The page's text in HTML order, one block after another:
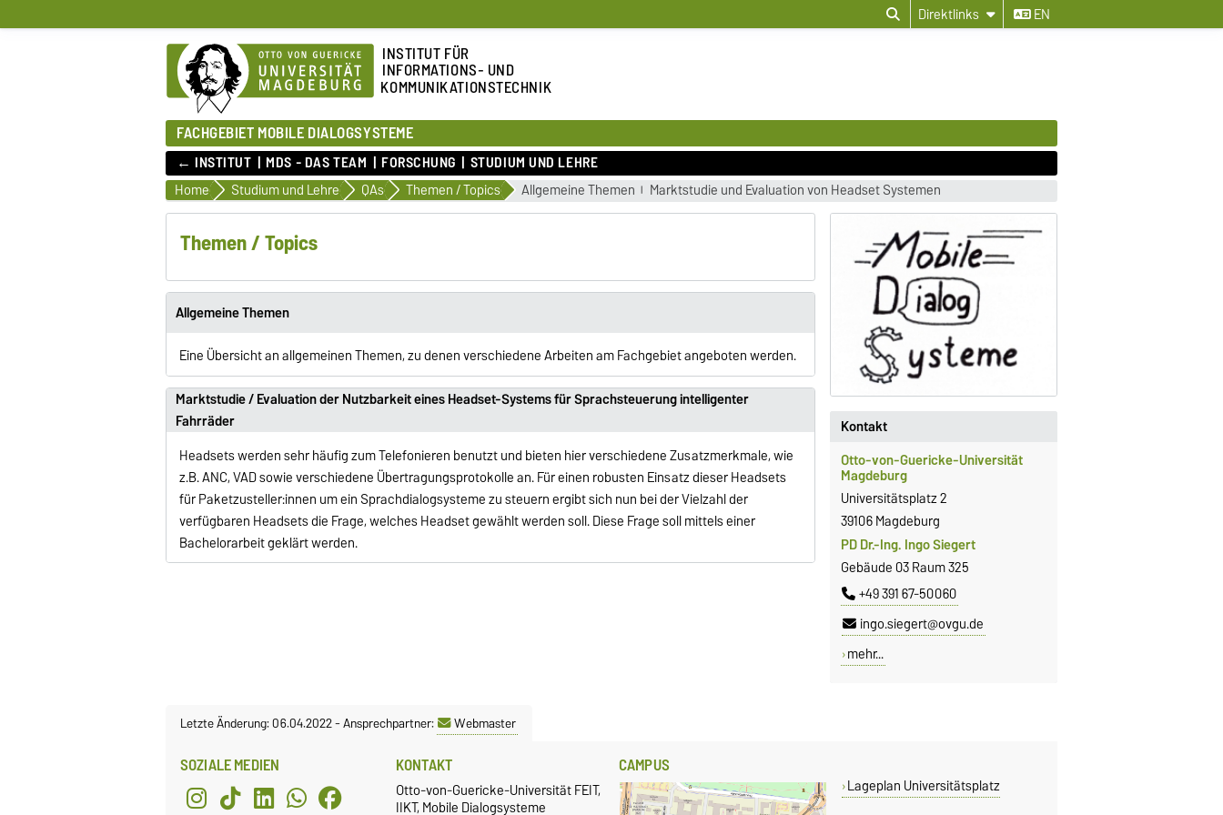
Direktlinks EN
INSTITUT FÜR
INFORMATIONS- UND
KOMMUNIKATIONSTECHNIK
FACHGEBIET MOBILE DIALOGSYSTEME
← INSTITUT MDS - DAS TEAM FORSCHUNG STUDIUM UND LEHRE
Home Studium und Lehre QAs Themen / Topics Allgemeine Themen Marktstudie und Evaluation von Headset Systemen
Themen / Topics
Allgemeine Themen
Eine Übersicht an allgemeinen Themen, zu denen verschiedene Arbeiten am Fachgebiet angeboten werden.
Marktstudie / Evaluation der Nutzbarkeit eines Headset-Systems für Sprachsteuerung intelligenter
Fahrräder
Headsets werden sehr häufig zum Telefonieren benutzt und bieten hier verschiedene Zusatzmerkmale, wie
z.B. ANC, VAD sowie verschiedene Übertragungsprotokolle an. Für einen robusten Einsatz dieser Headsets
für Paketzusteller:innen um ein Sprachdialogsysteme zu steuern ergibt sich nun bei der Vielzahl der
verfügbaren Headsets die Frage, welches Headset gewählt werden soll. Diese Frage soll mittels einer
Bachelorarbeit geklärt werden.
Kontakt
Otto-von-Guericke-Universität
Magdeburg
Universitätsplatz 2
39106 Magdeburg
PD Dr.-Ing. Ingo Siegert
Gebäude 03 Raum 325
+49 391 67-50060
ingo.siegert@ovgu.de
mehr...
Letzte Änderung: 06.04.2022-Ansprechpartner: Webmaster
SOZIALE MEDIEN KONTAKT
Otto-von-Guericke-Universität FEIT,
IIKT, Mobile Dialogsysteme
CAMPUS
Lageplan Universitätsplatz